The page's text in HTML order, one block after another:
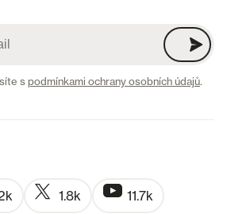
spodmínkami ochrany osobních údajů.
1.8k 11.7k